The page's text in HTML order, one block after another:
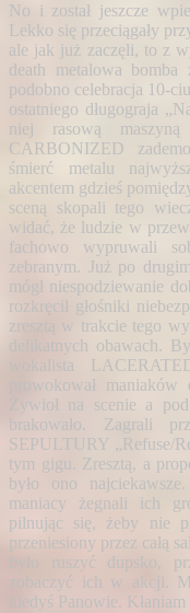
No i został jeszcze
Lekko się przeciągały
ale jak już zaczęli, to z
death metalowa
podobno celebracja 10-
ostatniego długograja
niej rasową
CARBONIZED
śmierć metalu
akcentem gdzieś
sceną skopali tego
widać, że ludzie w
fachowo wypruwali
zebranym. Już po
mógł niespodziewanie
rozkręcił głośniki
zresztą w trakcie tego
delikatnych obawach.
wokalista
prowokował
Żywioł na scenie a
brakowało. Zagrali
SEPULTURY „Refuse/
tym gigu. Zresztą, a
było ono
maniacy żegnali ich
pilnując się, żeby nie
przeniesiony przez całą
było ruszyć dupsko,
zobaczyć ich w akcji.
kiedyś Panowie.